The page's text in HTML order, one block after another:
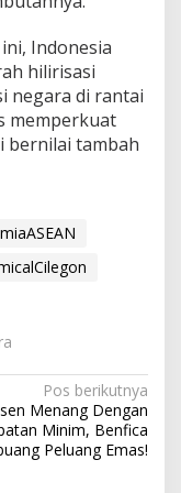
Indonesia
hilirisasi
negara di rantai
memperkuat
bernilai tambah
Pos berikutnya
Menang Dengan
Minim, Benfica
Peluang Emas!